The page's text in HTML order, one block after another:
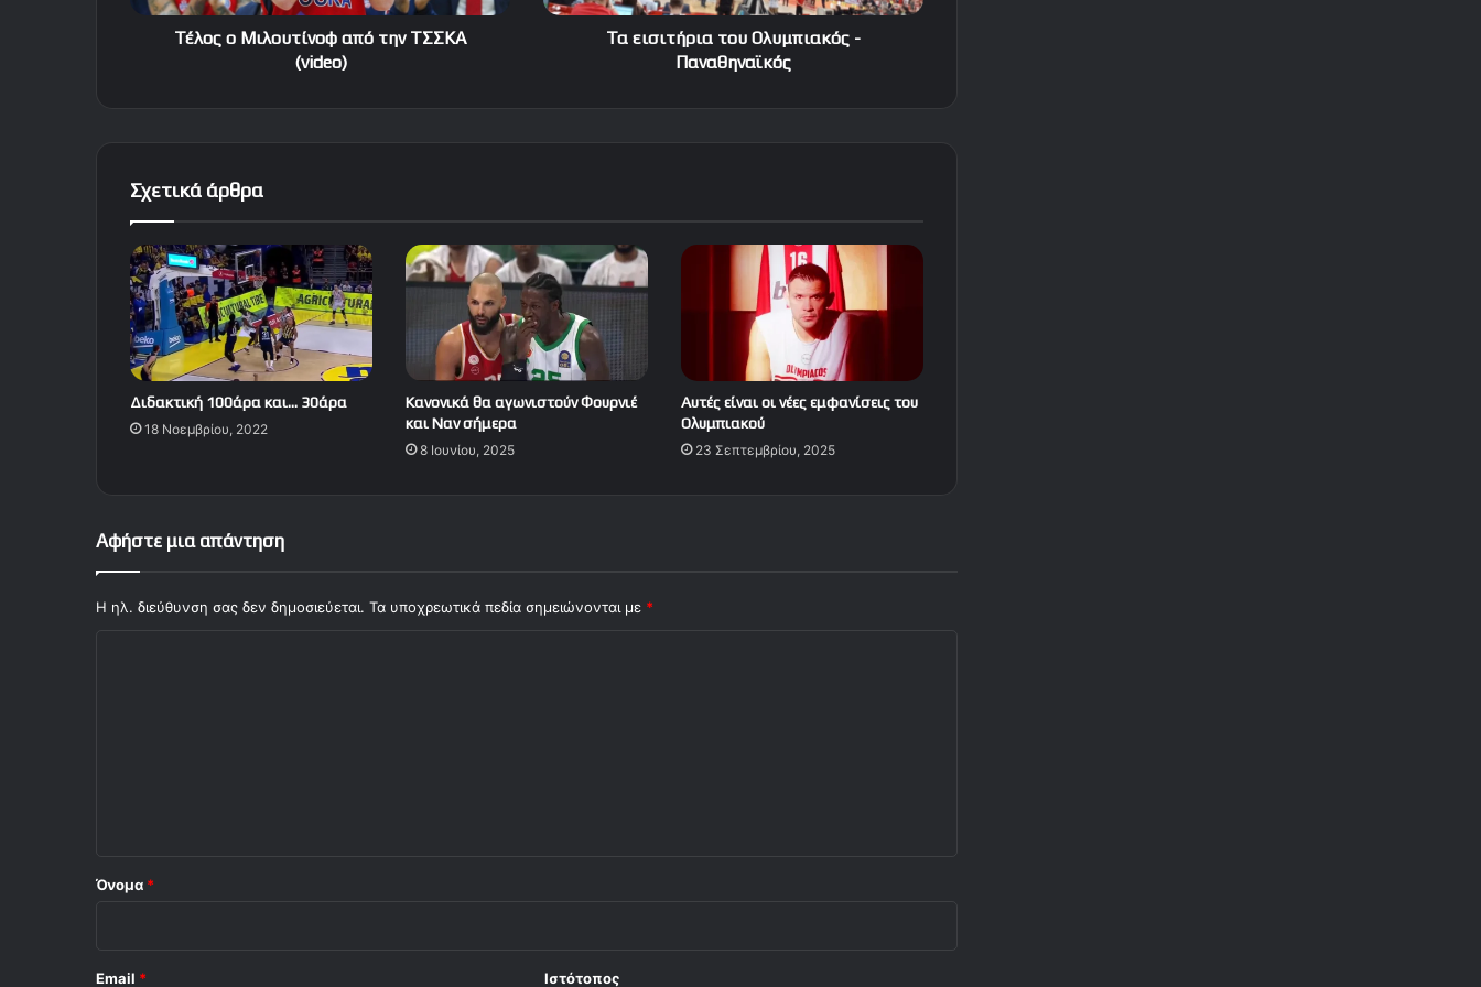
Τέλος ο Μιλουτίνοφ από την ΤΣΣΚΑ
(video)
Τα εισιτήρια του Ολυμπιακός -
Παναθηναϊκός
Σχετικά άρθρα
Διδακτική 100άρα και… 30άρα
18 Νοεμβρίου, 2022
Κανονικά θα αγωνιστούν Φουρνιέ
και Ναν σήμερα
8 Ιουνίου, 2025
Αυτές είναι οι νέες εμφανίσεις του
Ολυμπιακού
23 Σεπτεμβρίου, 2025
Αφήστε μια απάντηση
Η ηλ. διεύθυνση σας δεν δημοσιεύεται. Τα υποχρεωτικά πεδία σημειώνονται με *
Όνομα *
Email * Ιστότοπος